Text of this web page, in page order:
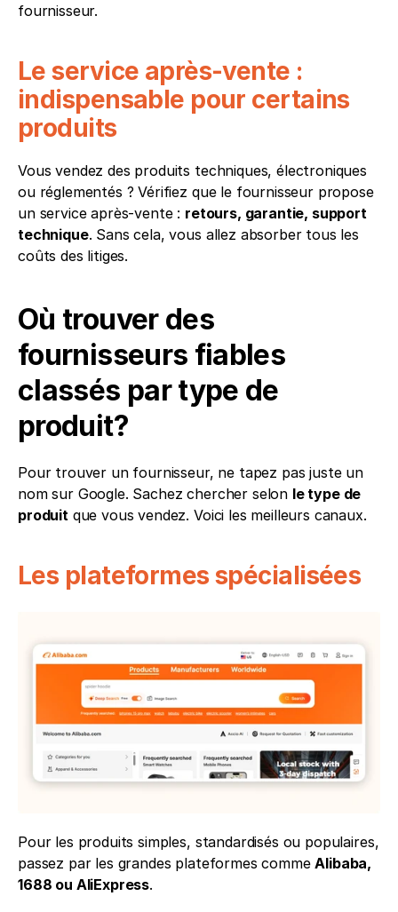
fournisseur.
Le service après-vente :
indispensable pour certains
produits
Vous vendez des produits techniques, électroniques
ou réglementés ? Vérifiez que le fournisseur propose
un service après-vente : retours, garantie, support
technique. Sans cela, vous allez absorber tous les
coûts des litiges.
Où trouver des
fournisseurs fiables
classés par type de
produit?
Pour trouver un fournisseur, ne tapez pas juste un
nom sur Google. Sachez chercher selon le type de
produit que vous vendez. Voici les meilleurs canaux.
Les plateformes spécialisées
Pour les produits simples, standardisés ou populaires,
passez par les grandes plateformes comme Alibaba,
1688 ou AliExpress.